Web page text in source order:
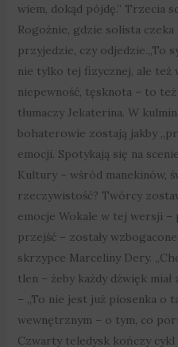
wiem, dokąd pójdę.” Trzecia
Rogoźnie, gdzie solista
przyjedzie, czy odjedzie.„To
nie tylko tej fizycznej, ale też
niepewność, tęsknota – to
tłumaczy Jekaterina. W
bohaterowie zostają jakby
emocji. Spotykają się na
Kultury – wśród manekinów,
rzeczywistość? Twórcy
emocje Wokale w tej wersji –
przejść – zostały
skrzypce Marceliny Dery.
tlen – żeby każdy dźwięk
– „To nie jest już piosenka o
wewnętrznym – o tym, co
Czwarty teledysk kończy